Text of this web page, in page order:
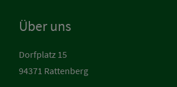
Über uns
Dorfplatz 15
94371 Rattenberg